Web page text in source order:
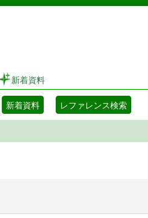
書検索・予約システム
新着資料
新着資料 レファレンス検索